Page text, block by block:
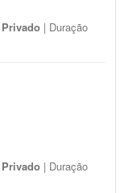
Privado | Duração
Privado | Duração